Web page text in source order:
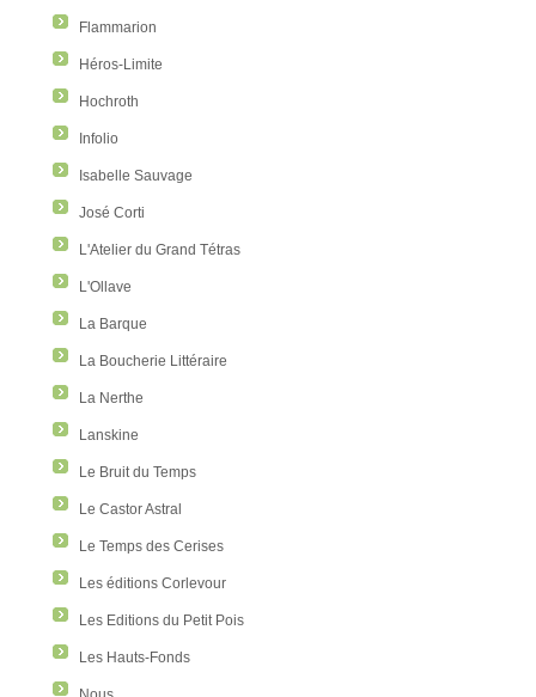
Flammarion
Héros-Limite
Hochroth
Infolio
Isabelle Sauvage
José Corti
L'Atelier du Grand Tétras
L'Ollave
La Barque
La Boucherie Littéraire
La Nerthe
Lanskine
Le Bruit du Temps
Le Castor Astral
Le Temps des Cerises
Les éditions Corlevour
Les Editions du Petit Pois
Les Hauts-Fonds